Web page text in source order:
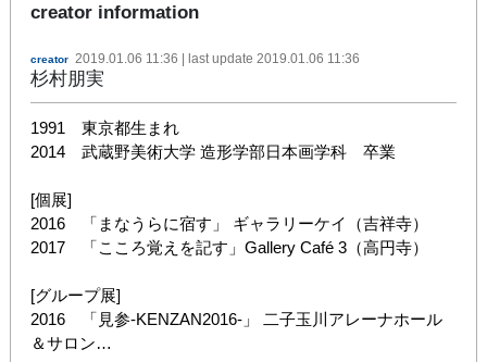
creator information
creator 2019.01.06 11:36 | last update 2019.01.06 11:36
杉村朋実
1991　東京都生まれ
2014　武蔵野美術大学 造形学部日本画学科　卒業
[個展]
2016　「まなうらに宿す」 ギャラリーケイ（吉祥寺）
2017　「こころ覚えを記す」Gallery Café 3（高円寺）
[グループ展]
2016　「見参-KENZAN2016-」 二子玉川アレーナホール
＆サロン